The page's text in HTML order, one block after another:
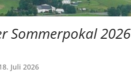
Sommerpokal 2026
Juli 2026